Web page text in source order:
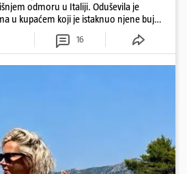
odmoru u Italiji. Oduševila je
u kupaćem koji je istaknuo njene bujne
16